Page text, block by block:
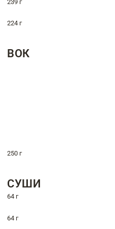
239 г
224 г
ВОК
250 г
СУШИ
64 г
64 г